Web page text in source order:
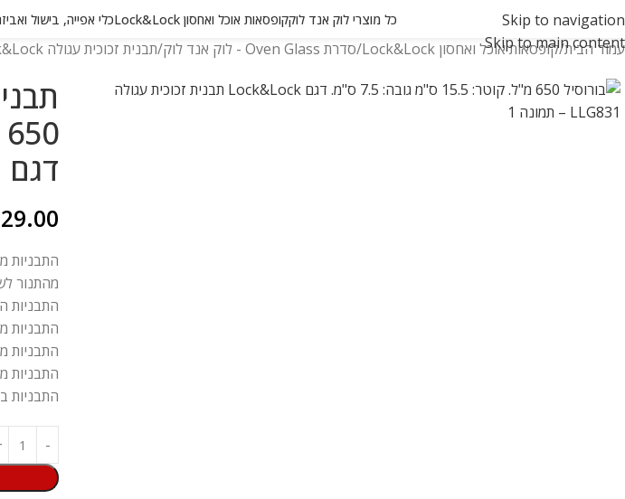
Skip to navigation
Skip to main content
כל מוצרי לוק אנד לוקקופסאות אוכל ואחסון Lock&Lock כלי אפייה, בישול
עמוד הבית קופסאות אוכל ואחסון Lock&Lock סדרת Oven Glass - לוק אנד לוק תבנית זכוכית עגולה Lock&Lock בורוסיל 650 מ"ל. קוטר: 15.5 ס"מ גובה: 7.5 ס"מ. דגם LLG831
דגם LLG831
29.00
התבניות
מהתנור
התבניות
התבניות
התבניות
התבניות
התבניות